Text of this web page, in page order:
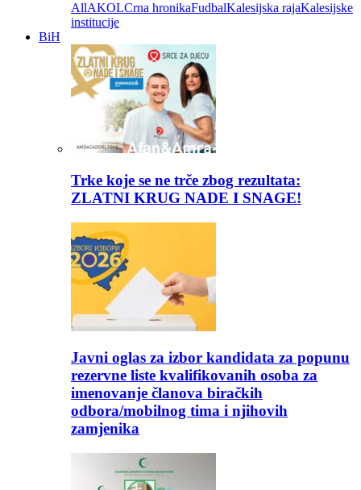
AllAKOLCrna hronikaFudbalKalesijska rajaKalesijske
institucije
BiH
Trke koje se ne trče zbog rezultata:
ZLATNI KRUG NADE I SNAGE!
Javni oglas za izbor kandidata za popunu
rezervne liste kvalifikovanih osoba za
imenovanje članova biračkih
odbora/mobilnog tima i njihovih
zamjenika